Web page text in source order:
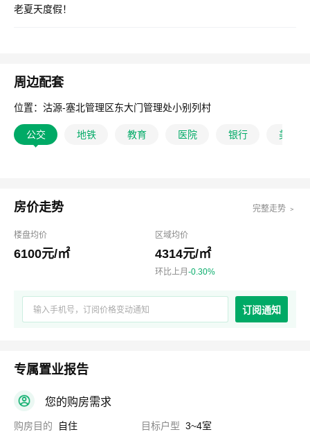
老夏天度假！
周边配套
位置：沽源-塞北管理区东大门管理处小别列村
公交 地铁 教育 医院 银行 美食
房价走势 完整走势 ﹥
楼盘均价
6100元/㎡
区域均价
4314元/㎡
环比上月 -0.30%
订阅通知
专属置业报告
您的购房需求
购房目的 自住 目标户型 3~4室